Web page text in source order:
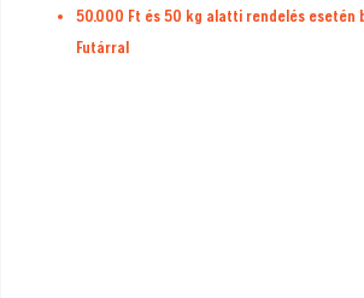
50.000 Ft és 50 kg alatti rendelés esetén
Futárral